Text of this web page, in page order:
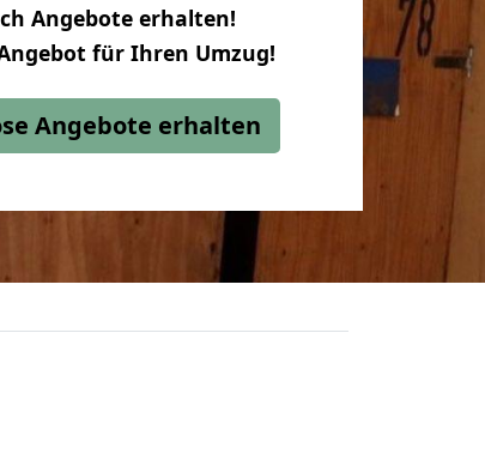
Angebote erhalten!
für Ihren Umzug!
Angebote erhalten